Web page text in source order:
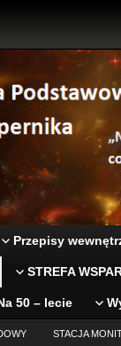
Przepisy
STREFA
50 – lecie
STACJA